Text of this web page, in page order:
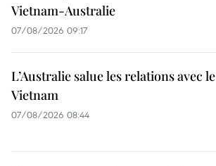
Vietnam-Australie
07/08/2026 09:17
L’Australie salue les relations avec le
Vietnam
07/08/2026 08:44